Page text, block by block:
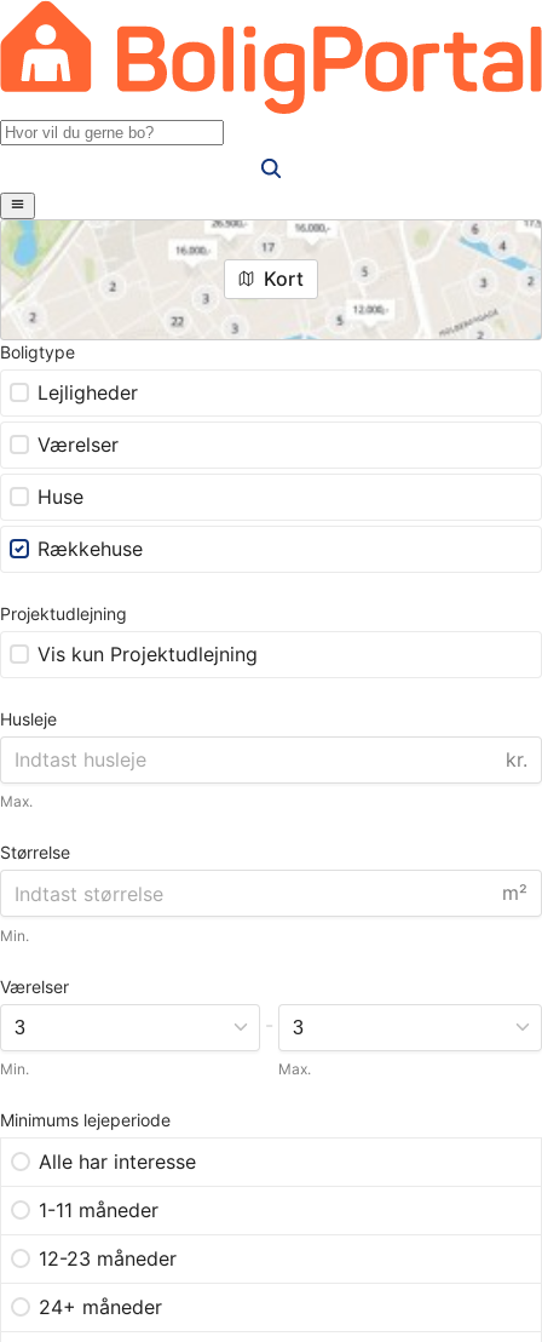
Kort
Boligtype
Lejligheder
Værelser
Huse
Rækkehuse
Projektudlejning
Vis kun Projektudlejning
Husleje
kr.
Max.
Størrelse
m²
Min.
Værelser
Min.
-
Max.
Minimums lejeperiode
Alle har interesse
1-11 måneder
12-23 måneder
24+ måneder